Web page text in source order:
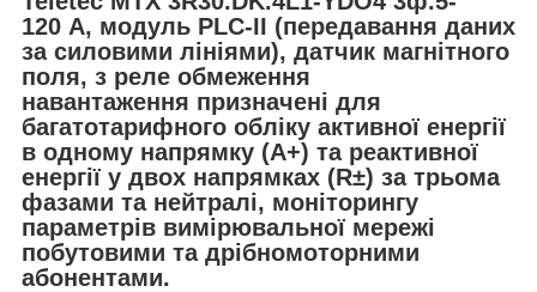
120 А, модуль PLC-II (передавання даних
за силовими лініями), датчик магнітного
поля, з реле обмеження
навантаження призначені для
багатотарифного обліку активної енергії
в одному напрямку (A+) та реактивної
енергії у двох напрямках (R±) за трьома
фазами та нейтралі, моніторингу
параметрів вимірювальної мережі
побутовими та дрібномоторними
абонентами.